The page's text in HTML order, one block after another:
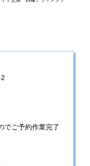
でご予約作業完了